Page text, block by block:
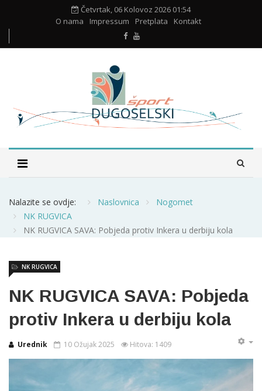
Četvrtak, 06 Kolovoz 2026 01:54
O nama
Impressum Pretplata Kontakt
Nalazite se ovdje: Naslovnica
Nogomet
NK RUGVICA
NK RUGVICA SAVA: Pobjeda protiv Inkera u derbiju kola
NK RUGVICA SAVA: Pobjeda
protiv Inkera u derbiju kola
Urednik
NK RUGVICA
10 Ožujak 2025 Hitova: 1409